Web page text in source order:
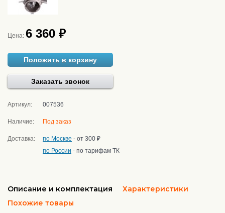
Цена: 6 360 ₽
Положить в корзину
Заказать звонок
Артикул: 007536
Наличие: Под заказ
Доставка: по Москве - от 300 ₽
по России - по тарифам ТК
Описание и комплектация
Характеристики
Похожие товары